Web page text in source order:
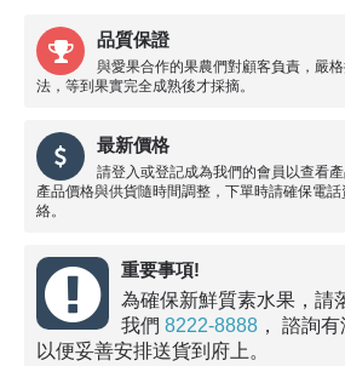
品質保證
與愛果合作的果農們對顧客負責，嚴
法，等到果實完全成熟後才採摘。
最新價格
請登入或登記成為我們的會員以查看
產品價格與供貨隨時間調整，下單時請確保電
絡。
重要事項!
為確保新鮮質素水果，請
我們 8222-8888 ， 諮詢
以便妥善安排送貨到府上。